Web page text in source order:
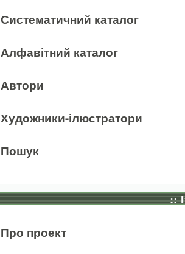
Систематичний каталог
Алфавітний каталог
Автори
Художники-ілюстратори
Пошук
::
Про проект